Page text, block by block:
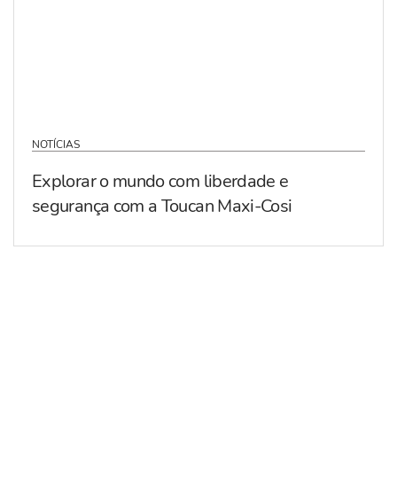
NOTÍCIAS
Explorar o mundo com liberdade e
segurança com a Toucan Maxi-Cosi